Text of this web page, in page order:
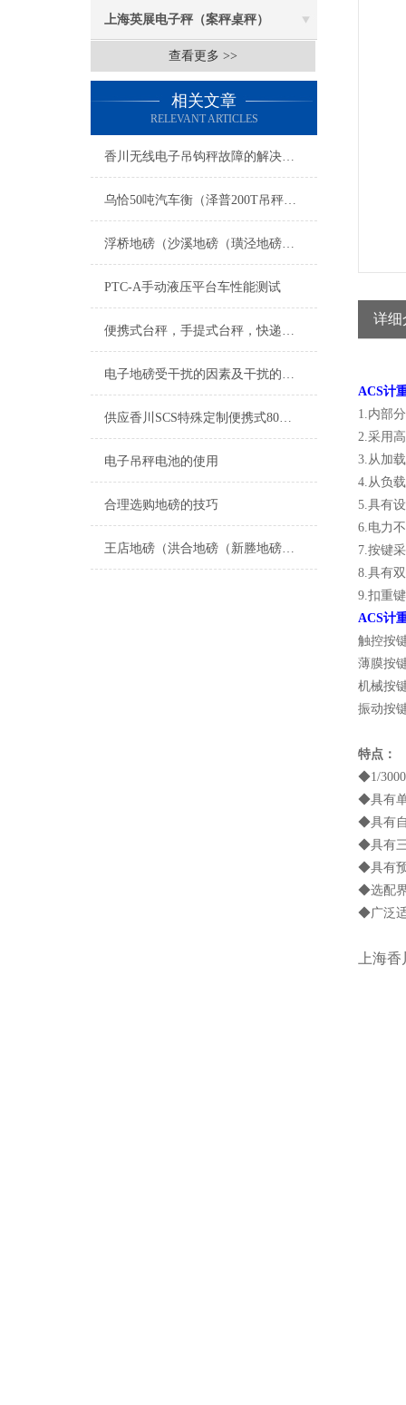
上海英展电子秤（案秤桌秤）
查看更多 >>
相关文章
RELEVANT ARTICLES
香川无线电子吊钩秤故障的解决办法
乌恰50吨汽车衡（泽普200T吊秤）焉耆200吨汽车衡）沙湾地磅维修
浮桥地磅（沙溪地磅（璜泾地磅（双凤地磅）港口地磅）科教地磅维修
PTC-A手动液压平台车性能测试
便携式台秤，手提式台秤，快递电子秤
电子地磅受干扰的因素及干扰的隔离和防护
供应香川SCS特殊定制便携式80吨汽车磅
电子吊秤电池的使用
合理选购地磅的技巧
王店地磅（洪合地磅（新塍地磅）王江泾地磅）油车港地磅维修
详细
ACS计
1.内部
2.采用
3.从加
4.从负
5.具有
6.电力
7.按键
8.具有
9.扣重
ACS计
触控按
薄膜按
机械按
振动按
特点：
◆1/
◆具有
◆具有
◆具有
◆具有
◆选配
◆广泛
上海香